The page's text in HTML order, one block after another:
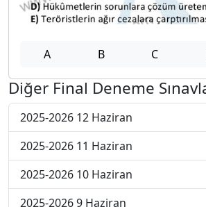
A B C
Diğer Final Deneme
2025-2026 12 Haziran
2025-2026 11 Haziran
2025-2026 10 Haziran
2025-2026 9 Haziran